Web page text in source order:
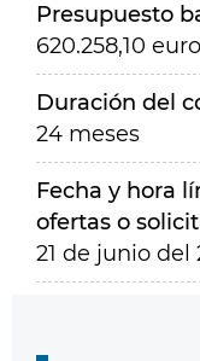
Presupuesto
620.258,10
Duración del
24 meses
Fecha y hora
ofertas o
21 de junio del